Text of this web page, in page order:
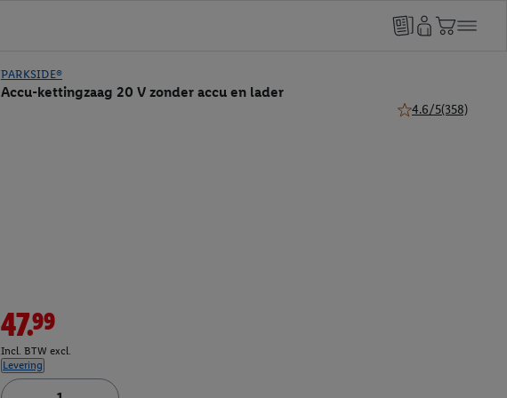
PARKSIDE®
Accu-kettingzaag 20 V zonder accu en lader
4.6/5(358)
47.99
Incl. BTW excl.
Levering